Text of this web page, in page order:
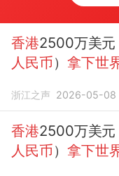
香港2500万美元
人民币） 拿下世
天价，是印度的
浙江之声 2026-05-08
香港2500万美元
人民币） 拿下世